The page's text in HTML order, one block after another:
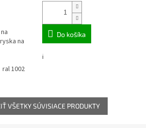
na
ral 1002
Do košíka
i
VŠETKY SÚVISIACE PRODUKTY